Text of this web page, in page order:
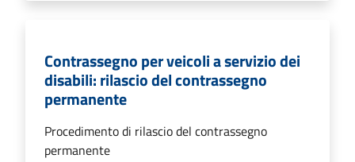
Contrassegno per veicoli a servizio dei
disabili: rilascio del contrassegno
permanente
Procedimento di rilascio del contrassegno
permanente